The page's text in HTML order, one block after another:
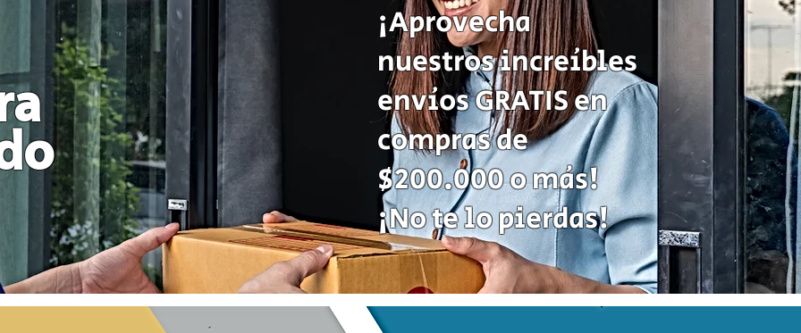
¡Aprovecha
nuestros increíbles
envíos GRATIS en
compras de
$200.000 o más!
¡No te lo pierdas!